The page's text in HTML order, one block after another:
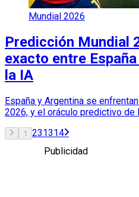
Mundial 2026
Predicción Mundial
exacto entre
la IA
España y Argentina se
2026, y el oráculo predictivo de
1 231314
Publicidad